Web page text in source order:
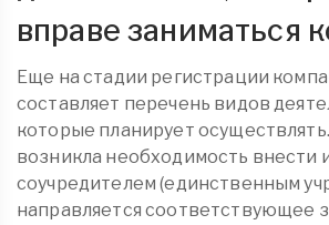
вправе заниматься
Еще на стадии регистрации
составляет перечень видов
которые планирует
возникла необходимость внести
соучредителем (единственным
направляется соответствующее